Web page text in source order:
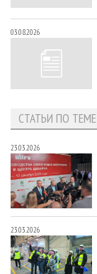
03.08.2026
СТАТЬИ ПО ТЕМЕ
23.03.2026
23.03.2026